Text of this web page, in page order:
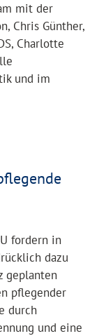
mit der
Chris Günther,
Charlotte
und im
fordern in
dazu
geplanten
pflegender
durch
und eine